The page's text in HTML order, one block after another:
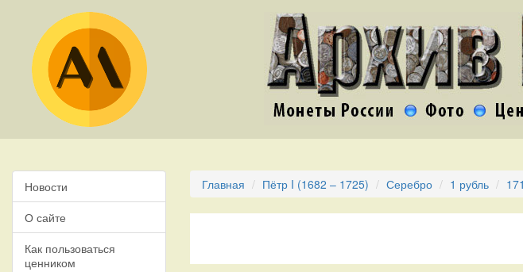
Новости
О сайте
Как пользоваться
ценником
Главная Пётр I (1682 – 1725) Серебро 1 рубль